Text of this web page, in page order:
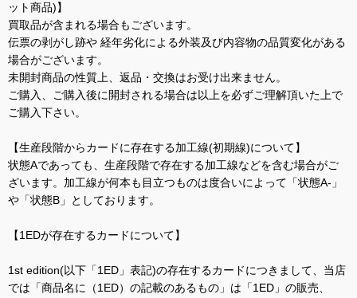
ット商品)】
買取品が含まれる場合もございます。
伝票の剥がし跡や 経年劣化による外装及び内容物の品質変化がある
場合がございます。
未開封商品の性質上、返品・交換はお受け出来ません。
ご購入、ご購入後に開封される場合は以上を必ずご理解頂いた上で
ご購入下さい。
【生産段階からカードに存在する加工線(初期線)について】
状態Aであっても、生産段階で存在する加工線などを含む場合がご
ざいます。加工線が何本も目立つものは度合いによって「状態A-」
や「状態B」としております。
【1EDが存在するカードについて】
1st edition(以下「1ED」表記)の存在するカードにつきまして、当店
では「商品名に（1ED）の記載のあるもの」は「1ED」の販売、